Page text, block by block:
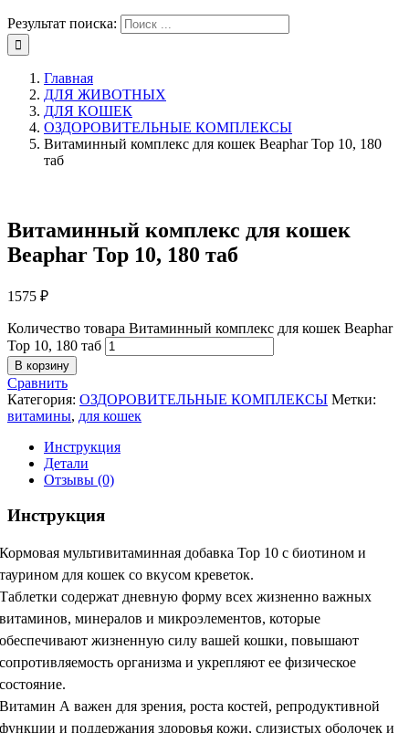
Результат поиска:
Главная
ДЛЯ ЖИВОТНЫХ
ДЛЯ КОШЕК
ОЗДОРОВИТЕЛЬНЫЕ КОМПЛЕКСЫ
Витаминный комплекс для кошек Beaphar Top 10, 180
таб
Витаминный комплекс для кошек
Beaphar Top 10, 180 таб
1575 ₽
Количество товара Витаминный комплекс для кошек Beaphar
Top 10, 180 таб
В корзину
Сравнить
Категория: ОЗДОРОВИТЕЛЬНЫЕ КОМПЛЕКСЫ Метки:
витамины, для кошек
Инструкция
Детали
Отзывы (0)
Инструкция
Кормовая мультивитаминная добавка Тор 10 с биотином и
таурином для кошек со вкусом креветок.
Таблетки содержат дневную форму всех жизненно важных
витаминов, минералов и микроэлементов, которые
обеспечивают жизненную силу вашей кошки, повышают
сопротивляемость организма и укрепляют ее физическое
состояние.
Витамин А важен для зрения, роста костей, репродуктивной
функции и поддержания здоровья кожи, слизистых оболочек и